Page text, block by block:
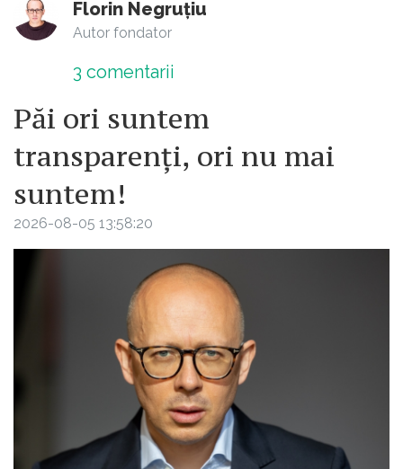
Florin Negruțiu
Autor fondator
3 comentarii
Păi ori suntem
transparenți, ori nu mai
suntem!
2026-08-05 13:58:20